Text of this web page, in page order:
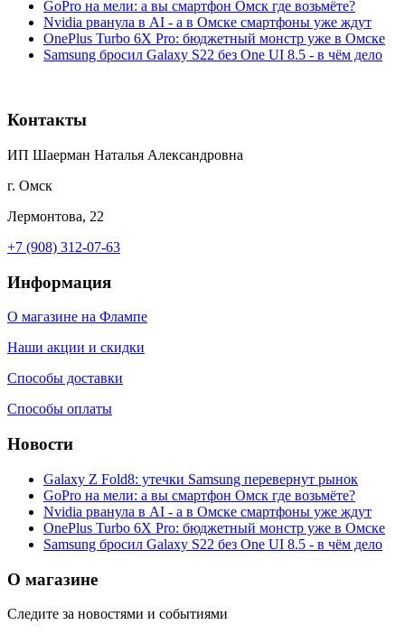
GoPro на мели: а вы смартфон Омск где возьмёте?
Nvidia рванула в AI - а в Омске смартфоны уже ждут
OnePlus Turbo 6X Pro: бюджетный монстр уже в Омске
Samsung бросил Galaxy S22 без One UI 8.5 - в чём дело
Контакты
ИП Шаерман Наталья Александровна
г. Омск
Лермонтова, 22
+7 (908) 312-07-63
Информация
О магазине на Флампе
Наши акции и скидки
Способы доставки
Способы оплаты
Новости
Galaxy Z Fold8: утечки Samsung перевернут рынок
GoPro на мели: а вы смартфон Омск где возьмёте?
Nvidia рванула в AI - а в Омске смартфоны уже ждут
OnePlus Turbo 6X Pro: бюджетный монстр уже в Омске
Samsung бросил Galaxy S22 без One UI 8.5 - в чём дело
О магазине
Следите за новостями и событиями